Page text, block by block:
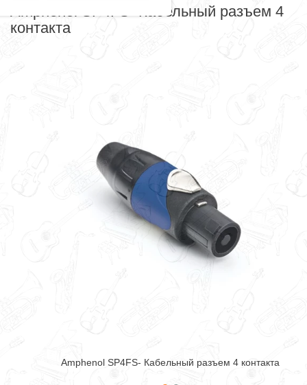
Amphenol SP4FS- Кабельный разъем 4
контакта
Amphenol SP4FS- Кабельный разъем 4 контакта